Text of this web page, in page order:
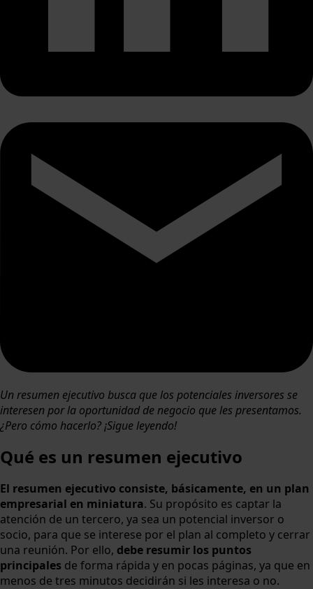
Un resumen ejecutivo busca que los potenciales inversores se
interesen por la oportunidad de negocio que les presentamos.
¿Pero cómo hacerlo? ¡Sigue leyendo!
Qué es un resumen ejecutivo
El resumen ejecutivo consiste, básicamente, en un plan
empresarial en miniatura. Su propósito es captar la
atención de un tercero, ya sea un potencial inversor o
socio, para que se interese por el plan al completo y cerrar
una reunión. Por ello, debe resumir los puntos
principales de forma rápida y en pocas páginas, ya que en
menos de tres minutos decidirán si les interesa o no.